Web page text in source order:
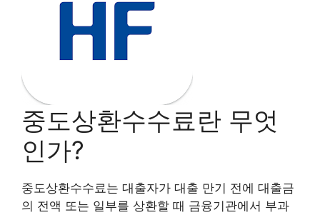
중도상환수수료란 무엇
인가?
중도상환수수료는 대출자가 대출 만기 전에 대출금
의 전액 또는 일부를 상환할 때 금융기관에서 부과